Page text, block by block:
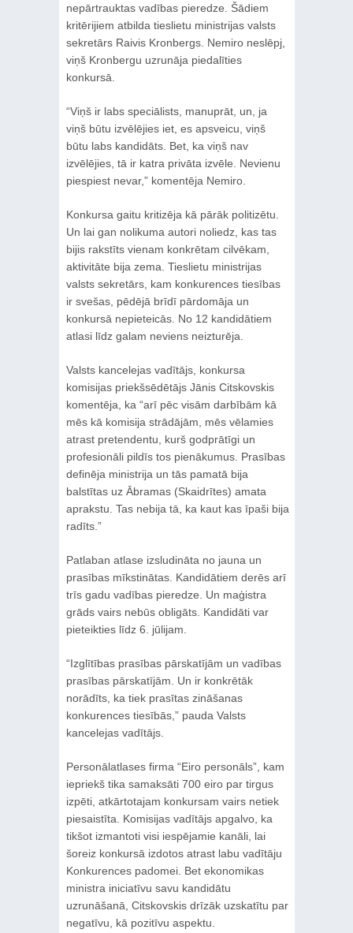
nepārtrauktas vadības pieredze. Šādiem
kritērijiem atbilda tieslietu ministrijas valsts
sekretārs Raivis Kronbergs. Nemiro neslēpj,
viņš Kronbergu uzrunāja piedalīties
konkursā.
“Viņš ir labs speciālists, manuprāt, un, ja
viņš būtu izvēlējies iet, es apsveicu, viņš
būtu labs kandidāts. Bet, ka viņš nav
izvēlējies, tā ir katra privāta izvēle. Nevienu
piespiest nevar,” komentēja Nemiro.
Konkursa gaitu kritizēja kā pārāk politizētu.
Un lai gan nolikuma autori noliedz, kas tas
bijis rakstīts vienam konkrētam cilvēkam,
aktivitāte bija zema. Tieslietu ministrijas
valsts sekretārs, kam konkurences tiesības
ir svešas, pēdējā brīdī pārdomāja un
konkursā nepieteicās. No 12 kandidātiem
atlasi līdz galam neviens neizturēja.
Valsts kancelejas vadītājs, konkursa
komisijas priekšsēdētājs Jānis Citskovskis
komentēja, ka “arī pēc visām darbībām kā
mēs kā komisija strādājām, mēs vēlamies
atrast pretendentu, kurš godprātīgi un
profesionāli pildīs tos pienākumus. Prasības
definēja ministrija un tās pamatā bija
balstītas uz Ābramas (Skaidrītes) amata
aprakstu. Tas nebija tā, ka kaut kas īpaši bija
radīts.”
Patlaban atlase izsludināta no jauna un
prasības mīkstinātas. Kandidātiem derēs arī
trīs gadu vadības pieredze. Un maģistra
grāds vairs nebūs obligāts. Kandidāti var
pieteikties līdz 6. jūlijam.
“Izglītības prasības pārskatījām un vadības
prasības pārskatījām. Un ir konkrētāk
norādīts, ka tiek prasītas zināšanas
konkurences tiesībās,” pauda Valsts
kancelejas vadītājs.
Personālatlases firma “Eiro personāls”, kam
iepriekš tika samaksāti 700 eiro par tirgus
izpēti, atkārtotajam konkursam vairs netiek
piesaistīta. Komisijas vadītājs apgalvo, ka
tikšot izmantoti visi iespējamie kanāli, lai
šoreiz konkursā izdotos atrast labu vadītāju
Konkurences padomei. Bet ekonomikas
ministra iniciatīvu savu kandidātu
uzrunāšanā, Citskovskis drīzāk uzskatītu par
negatīvu, kā pozitīvu aspektu.